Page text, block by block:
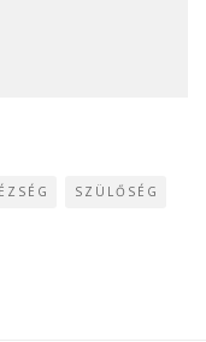
SZÜLŐSÉG